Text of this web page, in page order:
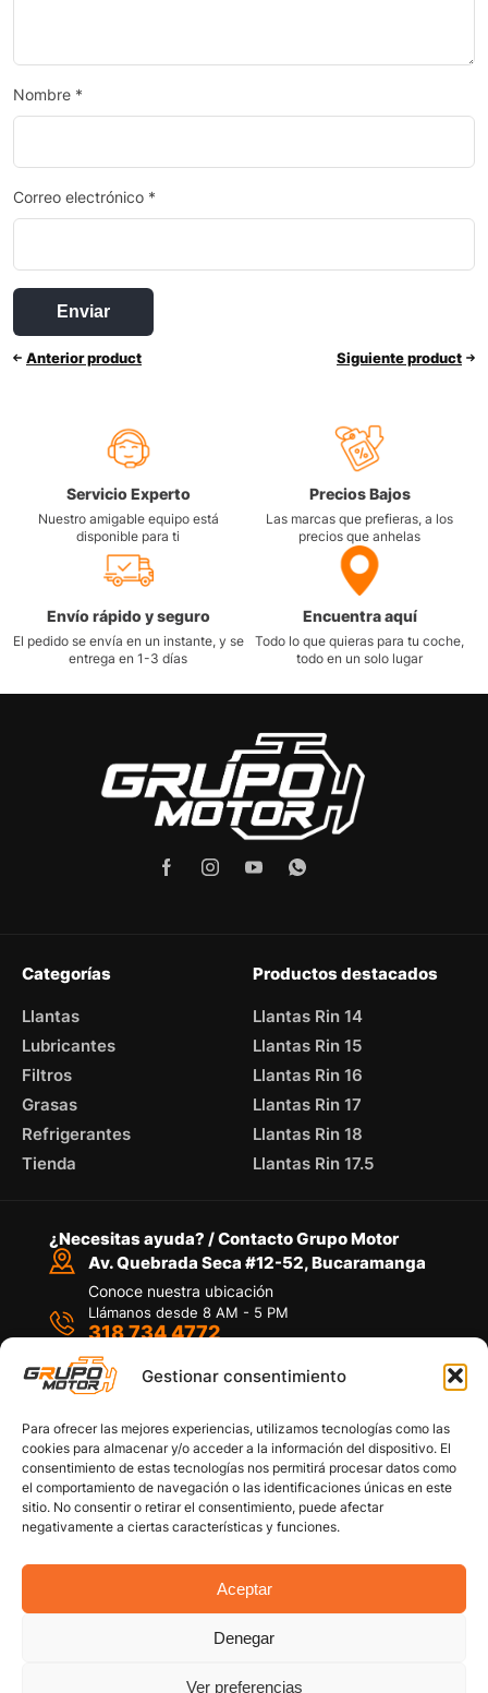
Gestionar consentimiento
Para ofrecer las mejores experiencias, utilizamos tecnologías como las
cookies para almacenar y/o acceder a la información del dispositivo. El
consentimiento de estas tecnologías nos permitirá procesar datos como
el comportamiento de navegación o las identificaciones únicas en este
sitio. No consentir o retirar el consentimiento, puede afectar
negativamente a ciertas características y funciones.
Aceptar
Denegar
Ver preferencias
Nombre *
Correo electrónico *
Anterior product Siguiente product
Servicio Experto
Nuestro amigable equipo está
disponible para ti
Precios Bajos
Las marcas que prefieras, a los
precios que anhelas
Envío rápido y seguro
El pedido se envía en un instante, y se
entrega en 1-3 días
Encuentra aquí
Todo lo que quieras para tu coche,
todo en un solo lugar
Categorías
Llantas
Lubricantes
Filtros
Grasas
Refrigerantes
Tienda
Productos destacados
Llantas Rin 14
Llantas Rin 15
Llantas Rin 16
Llantas Rin 17
Llantas Rin 18
Llantas Rin 17.5
¿Necesitas ayuda? / Contacto Grupo Motor
Av. Quebrada Seca #12-52, Bucaramanga
Conoce nuestra ubicación
Llámanos desde 8 AM - 5 PM
318 734 4772
Por medio de WhatsApp
Copyright © 2026 Grupo Motor S.A.S. Todos los
Políticas de privacidad
Política de devoluciones y/o reembolsos
Términos y Condiciones